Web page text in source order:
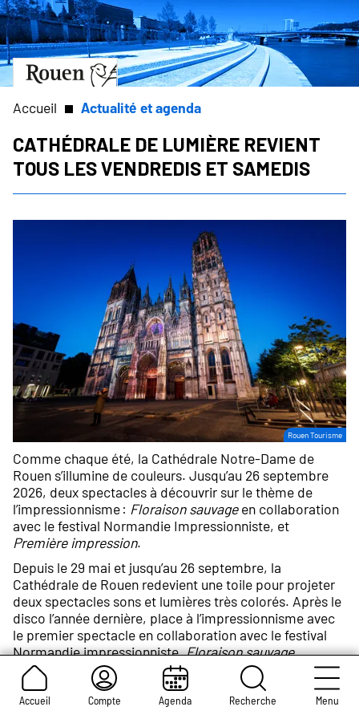
Aller
au
contenu
principal
Aller
à
la
page
Slide
of
1
Accueil Compte Agenda Recherche Menu
Fil
d'Ariane
Accueil Actualité et agenda
Cathédrale de lumière revient
tous les vendredis et samedis
Crédit
photo :
Rouen Tourisme
Comme chaque été, la Cathédrale Notre-Dame de
Rouen s’illumine de couleurs. Jusqu’au 26 septembre
2026, deux spectacles à découvrir sur le thème de
l’impressionnisme : Floraison sauvageen collaboration
avec le festival Normandie Impressionniste, et
Première impression.
Depuis le 29 mai et jusqu’au 26 septembre, la
Cathédrale de Rouen redevient une toile pour projeter
deux spectacles sons et lumières très colorés. Après le
disco l’année dernière, place à l’impressionnisme avec
le premier spectacle en collaboration avec le festival
Normandie impressionniste,Floraison sauvage.
Les estampes japonaises ont inspiré les
impressionnistes en leur apprenant à mieux utiliser
l’espace et le cadrage. Aujourd’hui, cette influence se